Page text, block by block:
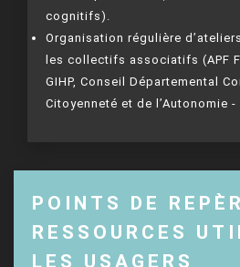
cognitifs).
Organisation régulière
les collectifs associatifs (APF
GIHP, Conseil Départemental
Citoyenneté et de l’Autonomie -
POINTS DE
RESSOURCES
LES USAGERS